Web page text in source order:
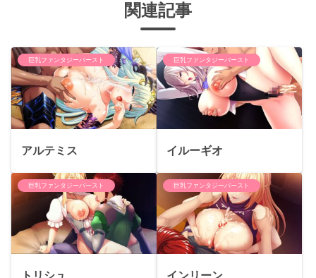
関連記事
巨乳ファンタジーバースト
アルテミス
巨乳ファンタジーバースト
イルーギオ
巨乳ファンタジーバースト 巨乳ファンタジーバースト